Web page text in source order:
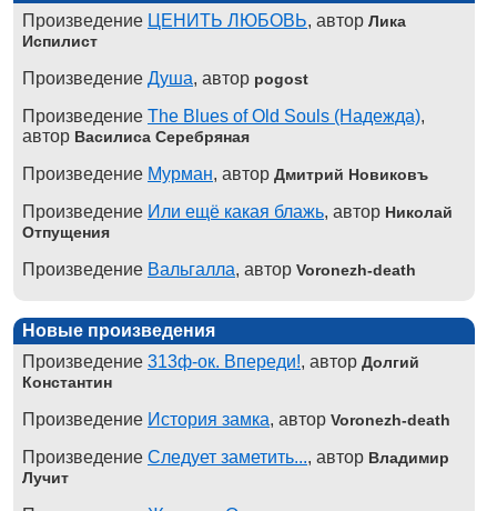
Произведение ЦЕНИТЬ ЛЮБОВЬ, автор Лика
Испилист
Произведение Душа, автор pogost
Произведение The Blues of Old Souls (Надежда),
автор Василиса Серебряная
Произведение Мурман, автор Дмитрий Новиковъ
Произведение Или ещё какая блажь, автор Николай
Отпущения
Произведение Вальгалла, автор Voronezh-death
Новые произведения
Произведение 313ф-ок. Впереди!, автор Долгий
Константин
Произведение История замка, автор Voronezh-death
Произведение Следует заметить..., автор Владимир
Лучит